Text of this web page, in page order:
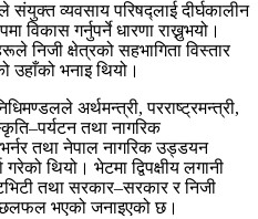
संयुक्त व्यवसाय परिषद्लाई दीर्घकालीन
गर्नुपर्ने धारणा राख्नुभयो।
निजी क्षेत्रको सहभागिता विस्तार
उहाँको भनाइ थियो।
अर्थमन्त्री, परराष्ट्रमन्त्री,
तथा नागरिक
तथा नेपाल नागरिक उड्डयन
थियो। भेटमा द्विपक्षीय लगानी
तथा सरकार–सरकार र निजी
छलफल भएको जनाइएको छ।